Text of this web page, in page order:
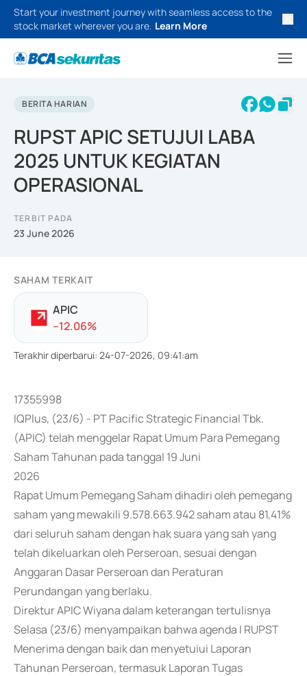
Start your investment journey with seamless access to the
stock market wherever you are. Learn More
BERITA HARIAN
RUPST APIC SETUJUI LABA
2025 UNTUK KEGIATAN
OPERASIONAL
TERBIT PADA
23 June 2026
SAHAM TERKAIT
APIC
--12.06%
Terakhir diperbarui: 24-07-2026, 09:41:am
17355998
IQPlus, (23/6) - PT Pacific Strategic Financial Tbk.
(APIC) telah menggelar Rapat Umum Para Pemegang
Saham Tahunan pada tanggal 19 Juni
2026
Rapat Umum Pemegang Saham dihadiri oleh pemegang
saham yang mewakili 9.578.663.942 saham atau 81,41%
dari seluruh saham dengan hak suara yang sah yang
telah dikeluarkan oleh Perseroan, sesuai dengan
Anggaran Dasar Perseroan dan Peraturan
Perundangan yang berlaku.
Direktur APIC Wiyana dalam keterangan tertulisnya
Selasa (23/6) menyampaikan bahwa agenda I RUPST
Menerima dengan baik dan menyetuiui Laporan
Tahunan Perseroan, termasuk Laporan Tugas